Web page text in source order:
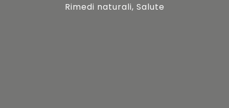
Rimedi naturali, Salute